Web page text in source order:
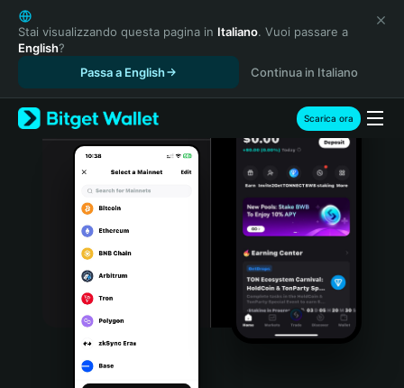
English
日本語
Tiếng Việt
Español (Latinoamérica)
Türkçe
Italiano
Português (Portugal)
Bahasa Indonesia
Português (Brasil)
Stai visualizzando questa pagina in Italiano. Vuoi passare a
English?
Passa a English
Continua in Italiano
Scarica ora